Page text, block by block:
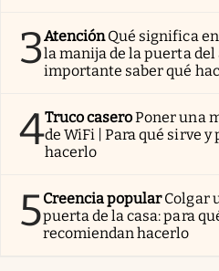
3AtenciónQué significa
la manija de la puerta del
importante saber qué
4Truco caseroPoner una
de WiFi | Para qué sirve
hacerlo
5Creencia popularColgar
puerta de la casa: para
recomiendan hacerlo